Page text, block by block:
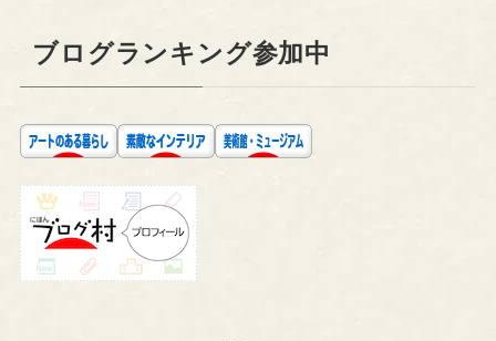
ブログランキング参加中